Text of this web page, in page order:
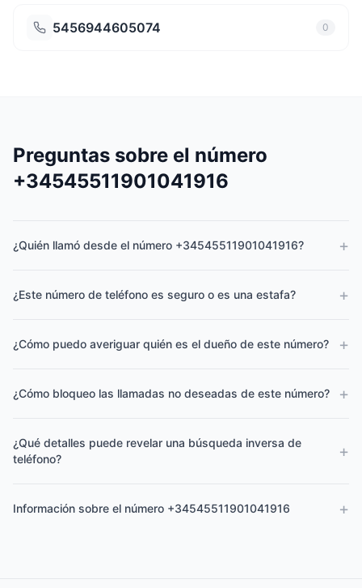
5456944605074 0
Preguntas sobre el número
+34545511901041916
¿Quién llamó desde el número +34545511901041916? +
¿Este número de teléfono es seguro o es una estafa? +
¿Cómo puedo averiguar quién es el dueño de este número? +
¿Cómo bloqueo las llamadas no deseadas de este número? +
¿Qué detalles puede revelar una búsqueda inversa de
teléfono?
+
Información sobre el número +34545511901041916 +